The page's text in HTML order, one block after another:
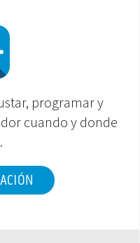
programar y
cuando y donde